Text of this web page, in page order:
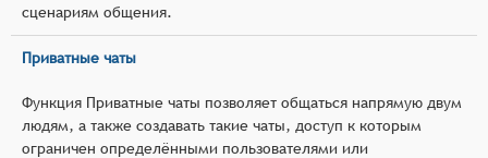
сценариям общения.
Приватные чаты
Функция Приватные чаты позволяет общаться напрямую двум
людям, а также создавать такие чаты, доступ к которым
ограничен определёнными пользователями или